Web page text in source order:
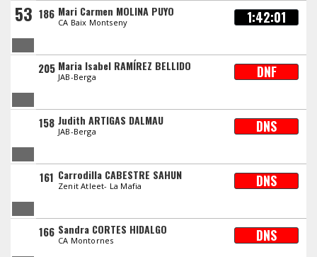
53 186 Mari Carmen MOLINA PUYO
CA Baix Montseny 1:42:01
205 Maria Isabel RAMÍREZ BELLIDO
JAB-Berga DNF
158 Judith ARTIGAS DALMAU
JAB-Berga DNS
161 Carrodilla CABESTRE SAHUN
Zenit Atleet- La Mafia DNS
166 Sandra CORTES HIDALGO
CA Montornes DNS